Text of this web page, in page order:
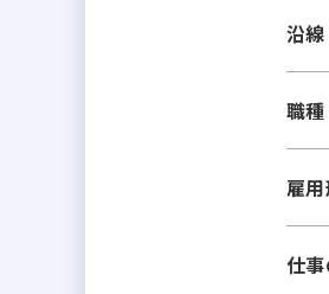
沿線
職種
雇
仕